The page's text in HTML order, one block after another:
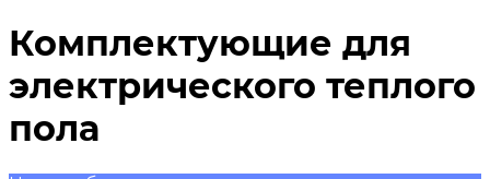
Комплектующие для
электрического теплого
пола